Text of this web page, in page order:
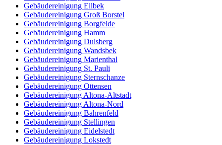
Gebäudereinigung Eilbek
Gebäudereinigung Groß Borstel
Gebäudereinigung Borgfelde
Gebäudereinigung Hamm
Gebäudereinigung Dulsberg
Gebäudereinigung Wandsbek
Gebäudereinigung Marienthal
Gebäudereinigung St. Pauli
Gebäudereinigung Sternschanze
Gebäudereinigung Ottensen
Gebäudereinigung Altona-Altstadt
Gebäudereinigung Altona-Nord
Gebäudereinigung Bahrenfeld
Gebäudereinigung Stellingen
Gebäudereinigung Eidelstedt
Gebäudereinigung Lokstedt